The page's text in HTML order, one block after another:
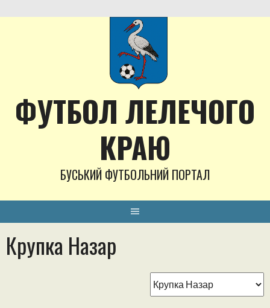
to
ФУТБОЛ ЛЕЛЕЧОГО
КРАЮ
БУСЬКИЙ ФУТБОЛЬНИЙ ПОРТАЛ
Крупка Назар